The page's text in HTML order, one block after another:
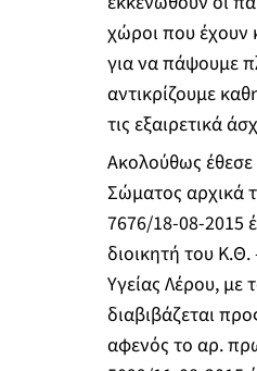
χώροι που έχουν
για να πάψουμε
αντικρίζουμε
τις εξαιρετικά
Ακολούθως
Σώματος αρχικά
7676/18-08-2015
διοικητή του
Υγείας Λέρου, με
διαβιβάζεται
αφενός το αρ.